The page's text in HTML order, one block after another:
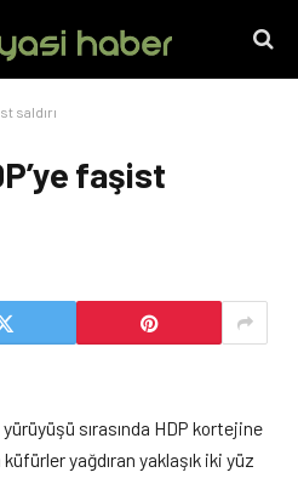
saldırı
faşist
sırasında HDP kortejine
küfürler yağdıran yaklaşık iki yüz